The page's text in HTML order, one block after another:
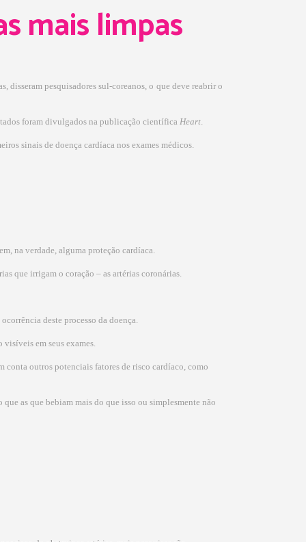
mais limpas
disseram pesquisadores sul-coreanos, o que deve reabrir o
foram divulgados na publicação científica Heart.
sinais de doença cardíaca nos exames médicos.
na verdade, alguma proteção cardíaca.
que irrigam o coração – as artérias coronárias.
deste processo da doença.
em seus exames.
conta outros potenciais fatores de risco cardíaco, como
as que bebiam mais do que isso ou simplesmente não